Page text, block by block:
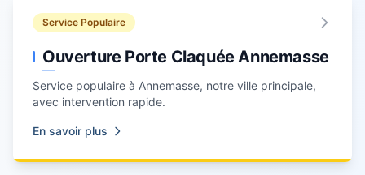
Service Populaire
Ouverture Porte Claquée Annemasse
Service populaire à Annemasse, notre ville principale,
avec intervention rapide.
En savoir plus